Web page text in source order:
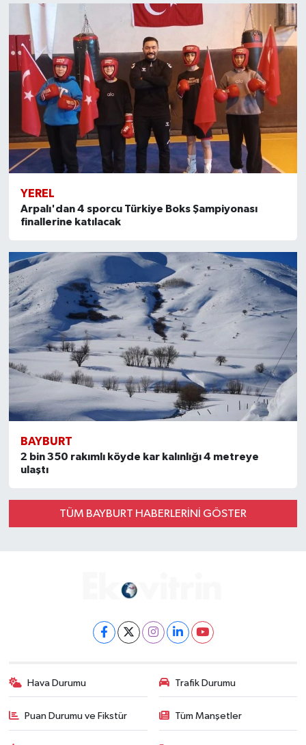
YEREL
Arpalı'dan 4 sporcu Türkiye Boks Şampiyonası
finallerine katılacak
BAYBURT
2 bin 350 rakımlı köyde kar kalınlığı 4 metreye
ulaştı
TÜM BAYBURT HABERLERINI GÖSTER
Hava Durumu Trafik Durumu
Puan Durumu ve Fikstür Tüm Manşetler